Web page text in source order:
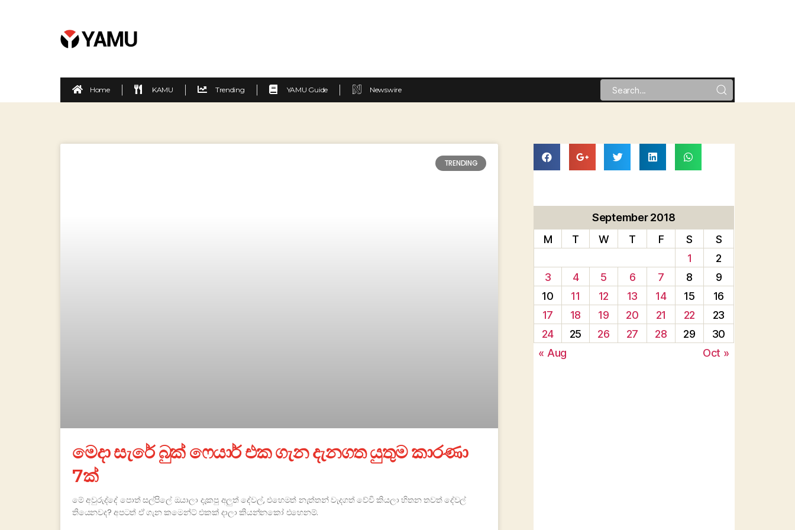
Home KAMU Trending YAMU Guide Newswire
TRENDING
මෙදා සැරේ බුක් ෆෙයාර් එක ගැන දැනගත යුතුම කාරණා
7ක්
මේ අවුරුද්දේ පොත් සල්පිලේ ඔයාලා දැකපු අලුත් දේවල්, එහෙමත් නැත්තන් වැදගත් වේවි කියලා හිතන තවත් දේවල්
තියෙනවද? අපටත් ඒ ගැන කමෙන්ට් එකක් දාලා කියන්නකෝ එහෙනම්.
September 2018
M
T W T F S
S
1
2
3
4 5 6 7 8
9
10
11 12 13 14 15
16
17
18 19 20 21 22
23
24
25 26 27 28 29
30
« Aug
Oct »